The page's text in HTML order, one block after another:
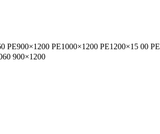
PE1000×1200 PE1200×15 00
900×1200